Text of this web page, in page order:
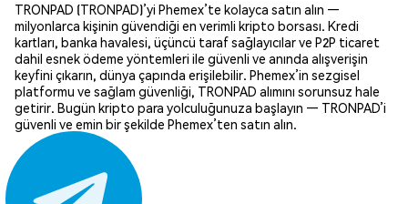
TRONPAD (TRONPAD)’yi Phemex’te kolayca satın alın —
milyonlarca kişinin güvendiği en verimli kripto borsası. Kredi
kartları, banka havalesi, üçüncü taraf sağlayıcılar ve P2P ticaret
dahil esnek ödeme yöntemleri ile güvenli ve anında alışverişin
keyfini çıkarın, dünya çapında erişilebilir. Phemex’in sezgisel
platformu ve sağlam güvenliği, TRONPAD alımını sorunsuz hale
getirir. Bugün kripto para yolculuğunuza başlayın — TRONPAD’i
güvenli ve emin bir şekilde Phemex’ten satın alın.